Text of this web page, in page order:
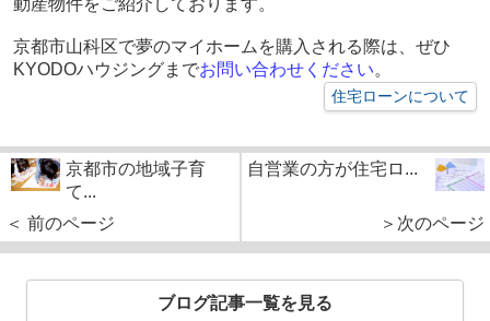
動産物件をご紹介しております。
京都市山科区で夢のマイホームを購入される際は、ぜひ
KYODOハウジングまでお問い合わせください。
住宅ローンについて
京都市の地域子育
て...
＜ 前のページ
自営業の方が住宅ロ...
＞次のページ
ブログ記事一覧を見る